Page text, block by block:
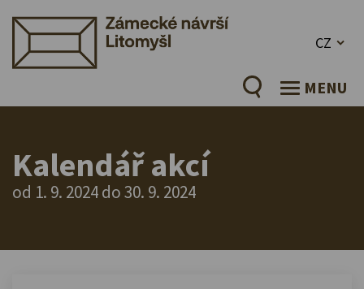
CZ
MENU
Kalendář akcí
od 1. 9. 2024 do 30. 9. 2024